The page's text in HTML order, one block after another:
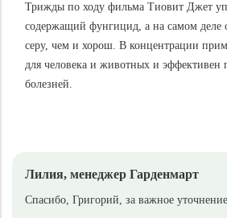
Трижды по ходу фильма Тиовит Джет
содержащий фунгицид, а на самом деле
серу, чем и хорош. В концентрации
для человека и животных и эффективен
болезней.
Лилия, менеджер Гарденмарт
Спасибо, Григорий, за важное уточнение